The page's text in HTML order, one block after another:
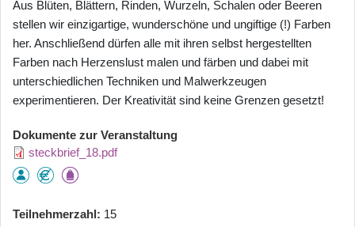
Aus Blüten, Blättern, Rinden, Wurzeln, Schalen oder Beeren
stellen wir einzigartige, wunderschöne und ungiftige (!) Farben
her. Anschließend dürfen alle mit ihren selbst hergestellten
Farben nach Herzenslust malen und färben und dabei mit
unterschiedlichen Techniken und Malwerkzeugen
experimentieren. Der Kreativität sind keine Grenzen gesetzt!
Dokumente zur Veranstaltung
steckbrief_18.pdf
Teilnehmerzahl
15